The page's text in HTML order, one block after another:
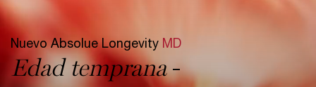
Nuevo Absolue Longevity MD
Edad temprana-